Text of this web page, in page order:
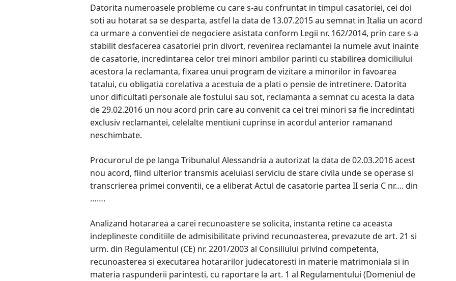
Datorita numeroasele probleme cu care s-au confruntat in timpul casatoriei, cei doi
soti au hotarat sa se desparta, astfel la data de 13.07.2015 au semnat in Italia un acord
ca urmare a conventiei de negociere asistata conform Legii nr. 162/2014, prin care s-a
stabilit desfacerea casatoriei prin divort, revenirea reclamantei la numele avut inainte
de casatorie, incredintarea celor trei minori ambilor parinti cu stabilirea domiciliului
acestora la reclamanta, fixarea unui program de vizitare a minorilor in favoarea
tatalui, cu obligatia corelativa a acestuia de a plati o pensie de intretinere. Datorita
unor dificultati personale ale fostului sau sot, reclamanta a semnat cu acesta la data
de 29.02.2016 un nou acord prin care au convenit ca cei trei minori sa fie incredintati
exclusiv reclamantei, celelalte mentiuni cuprinse in acordul anterior ramanand
neschimbate.
Procurorul de pe langa Tribunalul Alessandria a autorizat la data de 02.03.2016 acest
nou acord, fiind ulterior transmis aceluiasi serviciu de stare civila unde se operase si
transcrierea primei conventii, ce a eliberat Actul de casatorie partea II seria C nr…. din
…….
Analizand hotararea a carei recunoastere se solicita, instanta retine ca aceasta
indeplineste conditiile de admisibilitate privind recunoasterea, prevazute de art. 21 si
urm. din Regulamentul (CE) nr. 2201/2003 al Consiliului privind competenta,
recunoasterea si executarea hotararilor judecatoresti in materie matrimoniala si in
materia raspunderii parintesti, cu raportare la art. 1 al Regulamentului (Domeniul de